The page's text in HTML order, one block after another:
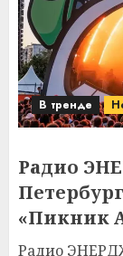
В тренде
Радио
«Пикник
Радио